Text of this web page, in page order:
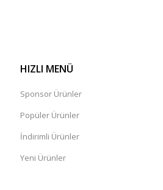
HIZLI MENÜ
Sponsor Ürünler
Popüler Ürünler
İndirimli Ürünler
Yeni Ürünler